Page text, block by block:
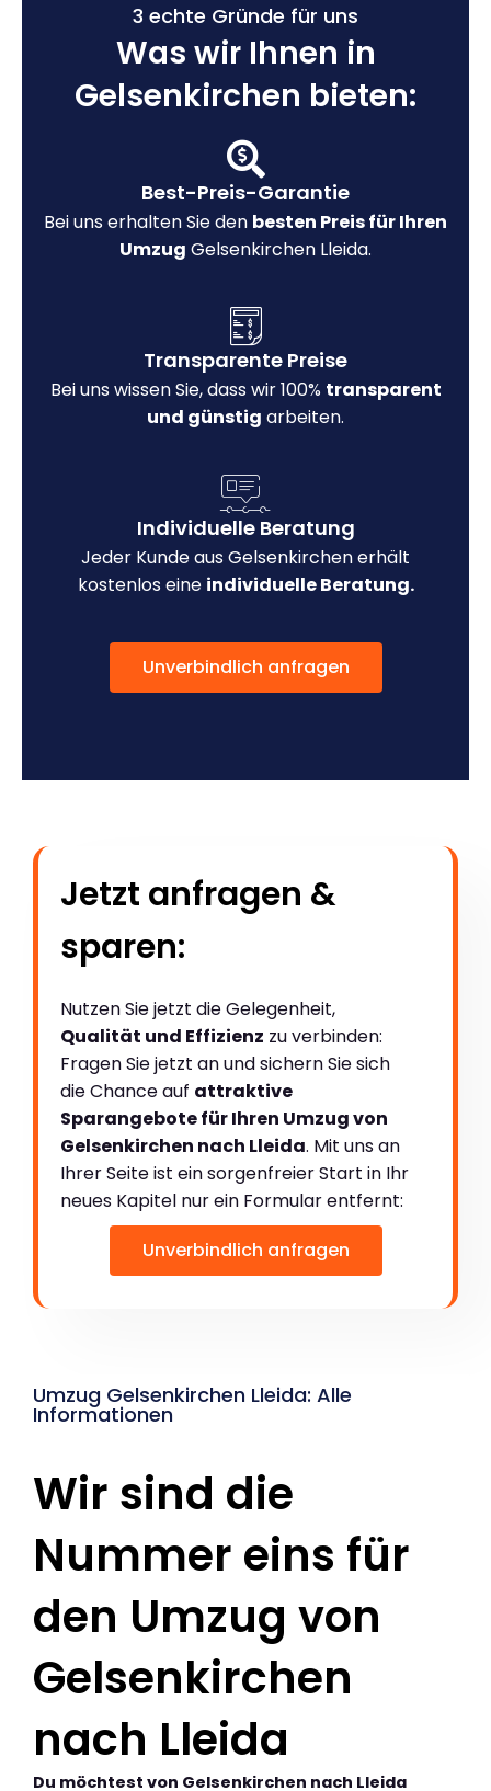
3 echte Gründe für uns
Was wir Ihnen in
Gelsenkirchen bieten:
Best-Preis-Garantie
Bei uns erhalten Sie den besten Preis für Ihren
Umzug Gelsenkirchen Lleida.
Transparente Preise
Bei uns wissen Sie, dass wir 100% transparent
und günstig arbeiten.
Individuelle Beratung
Jeder Kunde aus Gelsenkirchen erhält
kostenlos eine individuelle Beratung.
Unverbindlich anfragen
Jetzt anfragen &
sparen:
Nutzen Sie jetzt die Gelegenheit,
Qualität und Effizienz zu verbinden:
Fragen Sie jetzt an und sichern Sie sich
die Chance auf attraktive
Sparangebote für Ihren Umzug von
Gelsenkirchen nach Lleida. Mit uns an
Ihrer Seite ist ein sorgenfreier Start in Ihr
neues Kapitel nur ein Formular entfernt:
Unverbindlich anfragen
Umzug Gelsenkirchen Lleida: Alle
Informationen
Wir sind die
Nummer eins für
den Umzug von
Gelsenkirchen
nach Lleida
Du möchtest von Gelsenkirchen nach Lleida